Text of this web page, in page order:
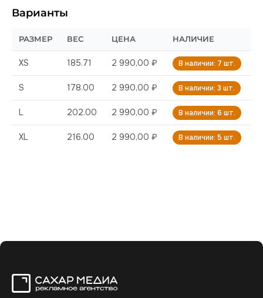
Варианты
РАЗМЕР ВЕС ЦЕНА НАЛИЧИЕ
XS 185.71 2 990,00 ₽ В наличии: 7 шт.
S 178.00 2 990,00 ₽ В наличии: 3 шт.
L 202.00 2 990,00 ₽ В наличии: 6 шт.
XL 216.00 2 990,00 ₽ В наличии: 5 шт.